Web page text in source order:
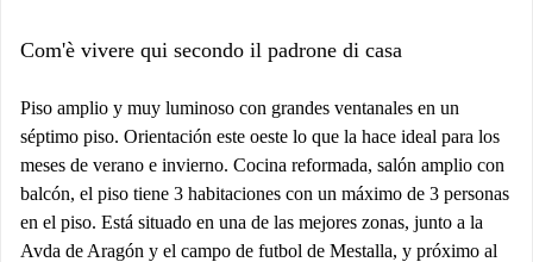
Com'è vivere qui secondo il padrone di casa
Piso amplio y muy luminoso con grandes ventanales en un
séptimo piso. Orientación este oeste lo que la hace ideal para los
meses de verano e invierno. Cocina reformada, salón amplio con
balcón, el piso tiene 3 habitaciones con un máximo de 3 personas
en el piso. Está situado en una de las mejores zonas, junto a la
Avda de Aragón y el campo de futbol de Mestalla, y próximo al